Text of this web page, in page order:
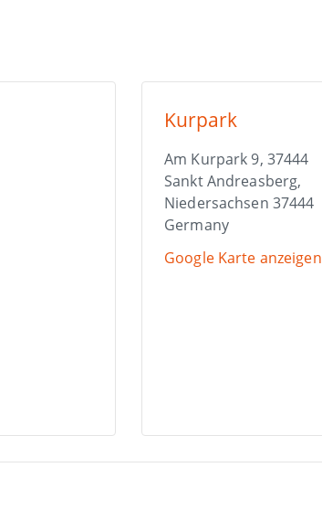
Kurpark
Am Kurpark 9, 37444
Sankt Andreasberg,
Niedersachsen 37444
Germany
Google Karte anzeigen